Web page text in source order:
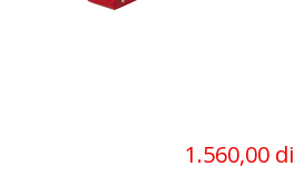
1.560,00